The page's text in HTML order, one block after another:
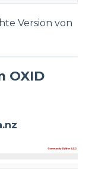
Version von
OXID